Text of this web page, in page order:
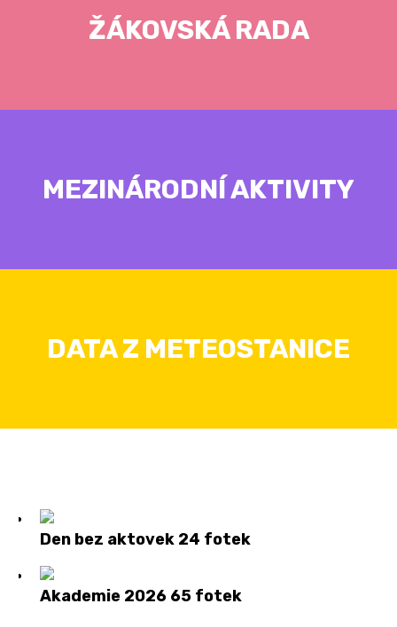
ŽÁKOVSKÁ RADA
MEZINÁRODNÍ AKTIVITY
DATA Z METEOSTANICE
Den bez aktovek 24 fotek
Akademie 2026 65 fotek